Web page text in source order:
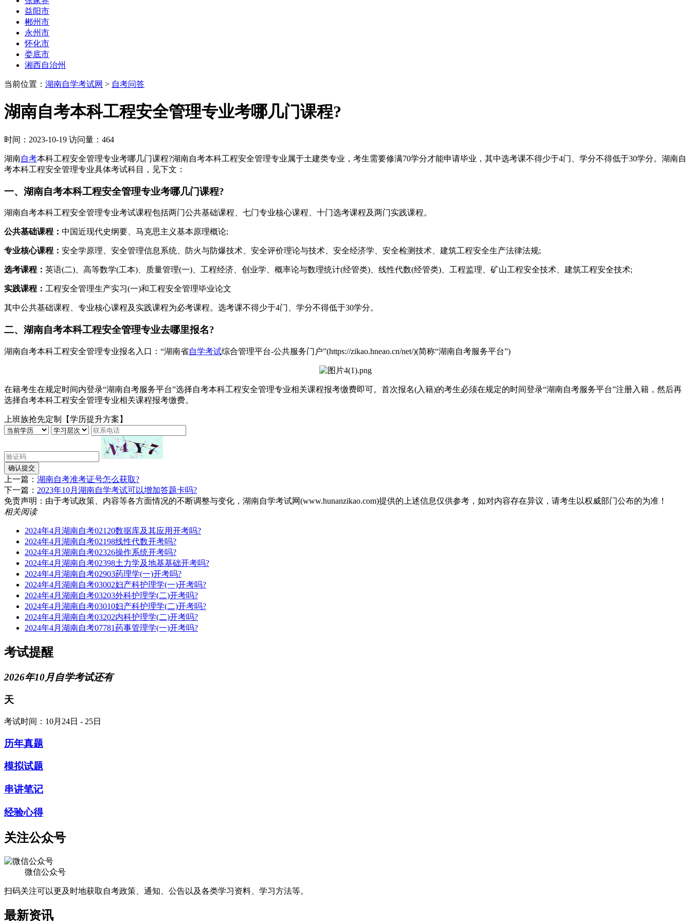
益阳市
郴州市
永州市
怀化市
娄底市
湘西自治州
当前位置： 湖南自学考试网 > 自考问答
湖南自考本科工程安全管理专业考哪几门课程?
时间：2023-10-19 访问量：464
湖南自考本科工程安全管理专业考哪几门课程?湖南自考本科工程安全管理专业属于土建类专业，考生需要修满70学分才能申请毕业，其中选考课不得少于4门、学分不得低于30学分。湖南自
考本科工程安全管理专业具体考试科目
， 见下文：
一、湖南自考本科工程安全管理专业考哪几门课程?
湖南自考本科工程安全管理专业考试课程包括两门公共基础课程、七门专业核心课程、十门选考课程及两门实践课程。
公共基础课程： 中国近现代史纲要、马克思主义基本原理概论;
专业核心课程： 安全学原理、安全管理信息系统、防火与防爆技术、安全评价理论与技术、安全经济学、安全检测技术、建筑工程安全生产法律法规;
选考课程： 英语(二)、高等数学(工本)、质量管理(一)、工程经济、创业学、概率论与数理统计(经管类)、线性代数(经管类)、工程监理、矿山工程安全技术、建筑工程安全技术;
实践课程： 工程安全管理生产实习(一)和工程安全管理毕业论文
其中公共基础课程、专业核心课程及实践课程为必考课程。选考课不得少于4门、学分不得低于30学分。
二、湖南自考本科工程安全管理专业去哪里报名?
湖南自考本科工程安全管理专业报名入口：“湖南省自学考试综合管理平台-公共服务门户”(https://zikao.hneao.cn/net/)(简称“湖南自考服务平台”)
在籍考生在规定时间内登录“湖南自考服务平台”选择自考本科工程安全管理专业相关课程报考缴费即可。首次报名(入籍)的考生必须在规定的时间登录“湖南自考服务平台”注册入籍，然后再
选择自考本科工程安全管理专业相关课程报考缴费。
上班族抢先定制【学历提升方案】
确认提交
上一篇： 湖南自考准考证号怎么获取?
下一篇： 2023年10月湖南自学考试可以增加答题卡吗?
免责声明：由于考试政策、内容等各方面情况的不断调整与变化，湖南自学考试网(www.hunanzikao.com)提供的上述信息仅供参考，如对内容存在异议，请考生以权威部门公布的为准！
相关阅读
2024年4月湖南自考02120数据库及其应用开考吗?
2024年4月湖南自考02198线性代数开考吗?
2024年4月湖南自考02326操作系统开考吗?
2024年4月湖南自考02398土力学及地基基础开考吗?
2024年4月湖南自考02903药理学(一)开考吗?
2024年4月湖南自考03002妇产科护理学(一)开考吗?
2024年4月湖南自考03203外科护理学(二)开考吗?
2024年4月湖南自考03010妇产科护理学(二)开考吗?
2024年4月湖南自考03202内科护理学(二)开考吗?
2024年4月湖南自考07781药事管理学(一)开考吗?
考试提醒
2026年10月自学考试还有
天
考试时间：10月24日 - 25日
历年真题
模拟试题
串讲笔记
经验心得
关注公众号
微信公众号
扫码关注可以更及时地获取自考政策、通知、公告以及各类学习资料、学习方法等。
最新资讯